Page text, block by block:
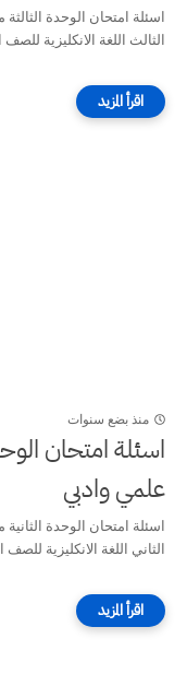
اسئلة امتحان الوحدة
الثالث اللغة الانكليزية للصف
منذ بضع سنوات
اسئلة امتحان
علمي وادبي
اسئلة امتحان الوحدة
الثاني اللغة الانكليزية للصف